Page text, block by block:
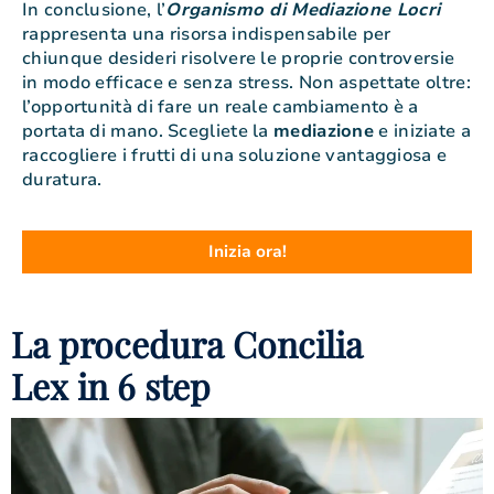
In conclusione, l’Organismo di Mediazione Locri
rappresenta una risorsa indispensabile per
chiunque desideri risolvere le proprie controversie
in modo efficace e senza stress. Non aspettate oltre:
l’opportunità di fare un reale cambiamento è a
portata di mano. Scegliete la mediazionee iniziate a
raccogliere i frutti di una soluzione vantaggiosa e
duratura.
Inizia ora!
La procedura Concilia
Lex in 6 step